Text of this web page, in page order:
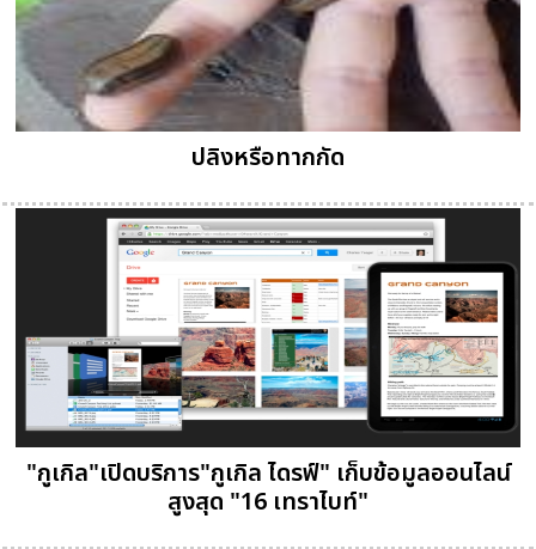
ปลิงหรือทากกัด
"กูเกิล"เปิดบริการ"กูเกิล ไดรฟ์" เก็บข้อมูลออนไลน์
สูงสุด "16 เทราไบท์"